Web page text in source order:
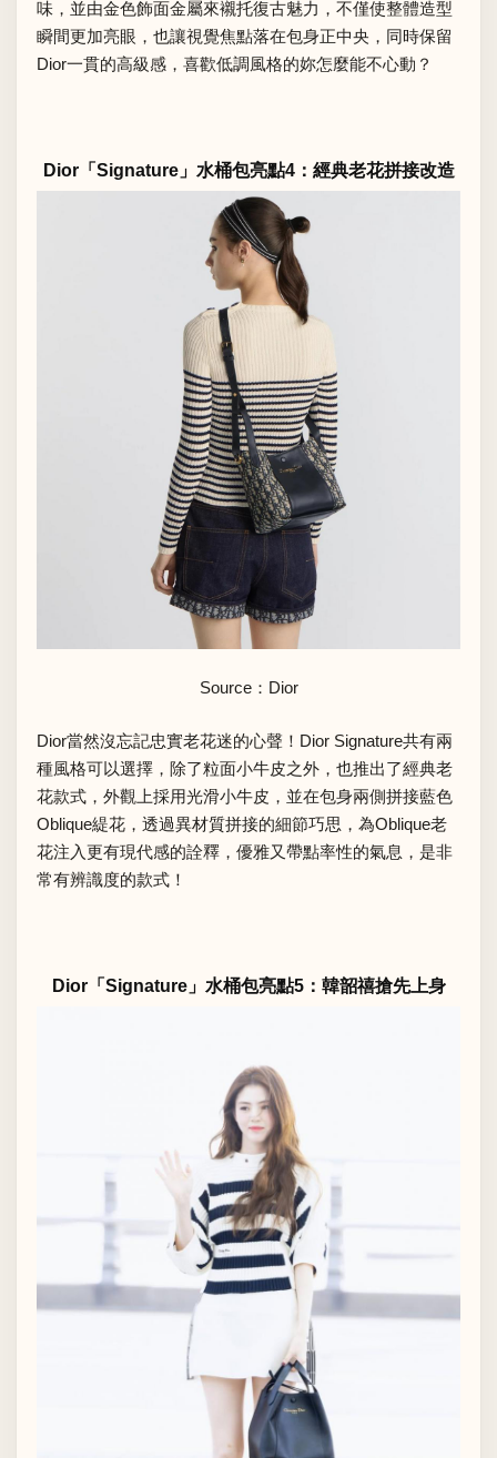
味，並由金色飾面金屬來襯托復古魅力，不僅使整體造型
瞬間更加亮眼，也讓視覺焦點落在包身正中央，同時保留
Dior一貫的高級感，喜歡低調風格的妳怎麼能不心動？
Dior「Signature」水桶包亮點4：經典老花拼接改造
Source：Dior
Dior當然沒忘記忠實老花迷的心聲！Dior Signature共有兩
種風格可以選擇，除了粒面小牛皮之外，也推出了經典老
花款式，外觀上採用光滑小牛皮，並在包身兩側拼接藍色
Oblique緹花，透過異材質拼接的細節巧思，為Oblique老
花注入更有現代感的詮釋，優雅又帶點率性的氣息，是非
常有辨識度的款式！
Dior「Signature」水桶包亮點5：韓韶禧搶先上身